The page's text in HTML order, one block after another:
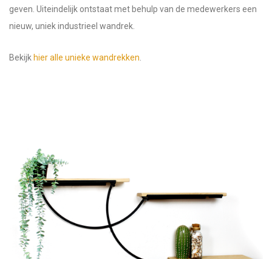
geven. Uiteindelijk ontstaat met behulp van de medewerkers een
nieuw, uniek industrieel wandrek.
Bekijk hier alle unieke wandrekken